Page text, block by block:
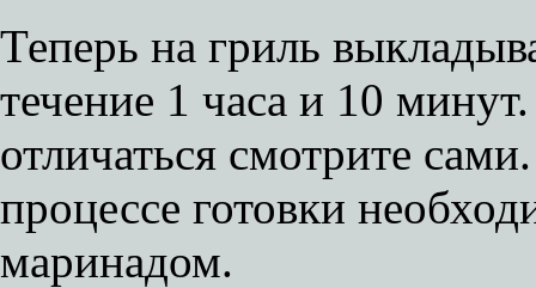
Теперь на гриль
течение 1 часа и 10
отличаться смотрите
процессе готовки
маринадом.